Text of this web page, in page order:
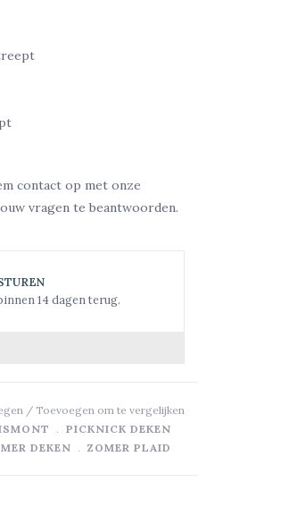
contact op met onze
vragen te beantwoorden.
14 dagen terug.
/ Toevoegen om te vergelijken
PICKNICK DEKEN
DEKEN ZOMER PLAID